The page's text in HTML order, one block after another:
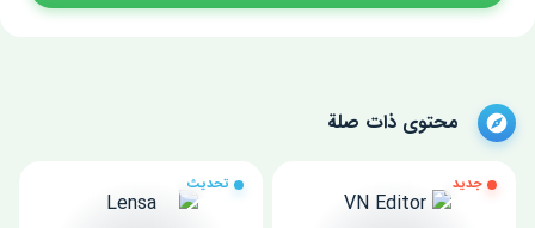
محتوى ذات صلة
جديد تحديث